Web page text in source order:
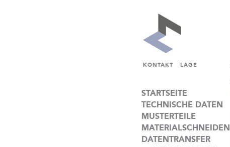
KONTAKT LAGE
STARTSEITE
TECHNISCHE DATEN
MUSTERTEILE
MATERIALSCHNEIDEN
DATENTRANSFER